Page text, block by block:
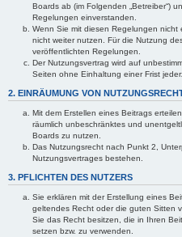
Boards ab (im Folgenden „Betreiber“)
Regelungen einverstanden.
Wenn Sie mit diesen Regelungen
nicht weiter nutzen. Für die Nutzung
veröffentlichten Regelungen.
Der Nutzungsvertrag wird auf
Seiten ohne Einhaltung einer Frist
2. EINRÄUMUNG VON
Mit dem Erstellen eines Beitrags
räumlich unbeschränktes und
Boards zu nutzen.
Das Nutzungsrecht nach Punkt 2,
Nutzungsvertrages bestehen.
3. PFLICHTEN DES NUTZERS
Sie erklären mit der Erstellung eines
geltendes Recht oder die guten Sitten
Sie das Recht besitzen, die in Ihren
setzen bzw. zu verwenden.